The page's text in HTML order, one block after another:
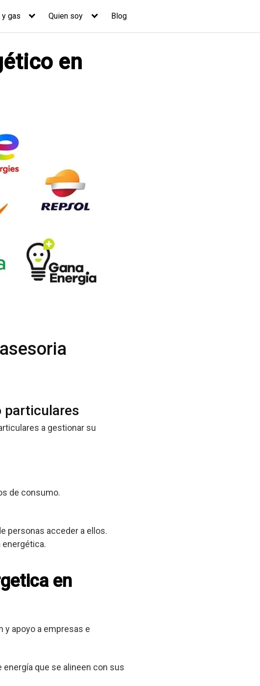
gas Quien soy Blog
en
particulares
a gestionar su
de consumo.
personas acceder a ellos.
en
y apoyo a empresas e
energía que se alineen con sus